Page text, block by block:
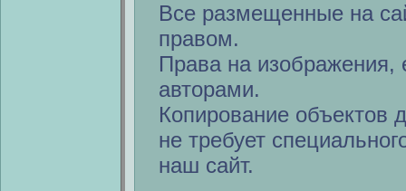
Все размещенные на
правом.
Права на изображения,
авторами.
Копирование объектов
не требует
наш сайт.